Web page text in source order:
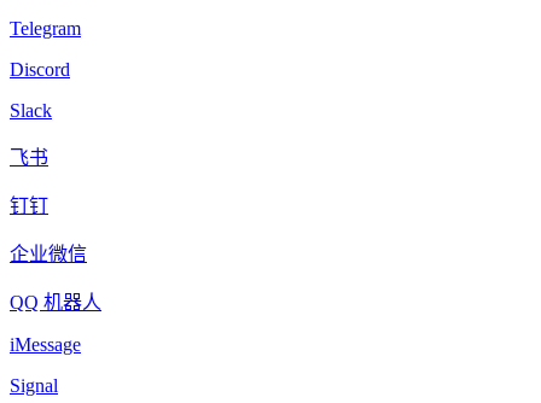
Telegram
Discord
Slack
飞书
钉钉
企业微信
QQ 机器人
iMessage
Signal